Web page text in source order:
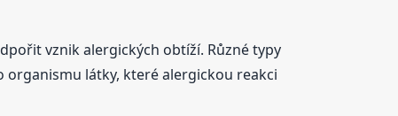
vznik alergických obtíží. Různé typy
organismu látky, které alergickou reakci